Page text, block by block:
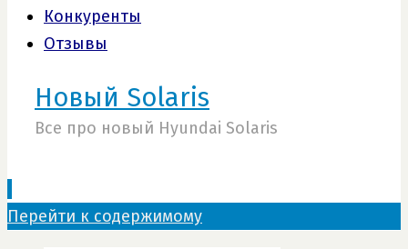
Конкуренты
Отзывы
Новый Solaris
Все про новый Hyundai Solaris
Перейти к содержимому